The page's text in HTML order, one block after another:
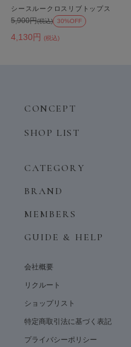
シースルークロスリブトップス
4,130円 (税込)
5,900円(税込) 30%OFF
CONCEPT
SHOP LIST
CATEGORY
BRAND
MEMBERS
GUIDE & HELP
会社概要
リクルート
ショップリスト
特定商取引法に基づく表記
プライバシーポリシー